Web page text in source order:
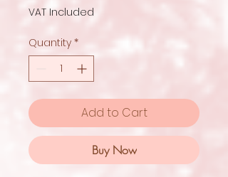
VAT Included
Quantity *
Add to Cart
Buy Now